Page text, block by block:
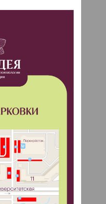
Краснова
Узнать больше